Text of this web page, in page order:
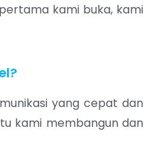
kami buka, kami
yang cepat dan
kami membangun dan